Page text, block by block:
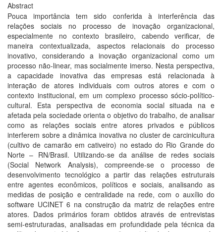
Abstract
Pouca importância tem sido conferida à interferência das
relações sociais no processo de inovação organizacional,
especialmente no contexto brasileiro, cabendo verificar, de
maneira contextualizada, aspectos relacionais do processo
inovativo, considerando a inovação organizacional como um
processo não-linear, mas socialmente imerso. Nesta perspectiva,
a capacidade inovativa das empresas está relacionada à
interação de atores individuais com outros atores e com o
contexto institucional, em um complexo processo sócio-político-
cultural. Esta perspectiva de economia social situada na e
afetada pela sociedade orienta o objetivo do trabalho, de analisar
como as relações sociais entre atores privados e públicos
interferem sobre a dinâmica inovativa no cluster de carcinicultura
(cultivo de camarão em cativeiro) no estado do Rio Grande do
Norte – RN/Brasil. Utilizando-se da análise de redes sociais
(Social Network Analysis), compreende-se o processo de
desenvolvimento tecnológico a partir das relações estruturais
entre agentes econômicos, políticos e sociais, analisando as
medidas de posição e centralidade na rede, com o auxílio do
software UCINET 6 na construção da matriz de relações entre
atores. Dados primários foram obtidos através de entrevistas
semi-estruturadas, analisadas em profundidade pela técnica da